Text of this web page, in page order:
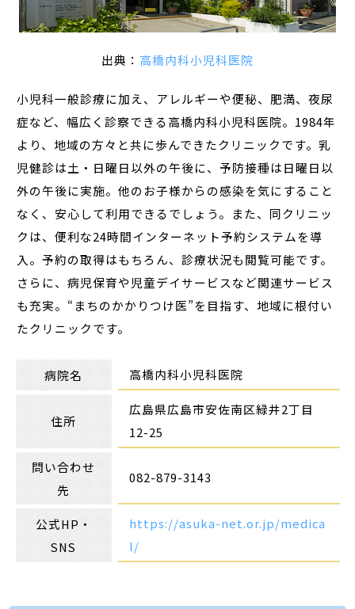
出典： 高橋内科小児科医院
小児科一般診療に加え、アレルギーや便秘、肥満、夜尿
症など、幅広く診察できる高橋内科小児科医院。1984年
より、地域の方々と共に歩んできたクリニックです。乳
児健診は土・日曜日以外の午後に、予防接種は日曜日以
外の午後に実施。他のお子様からの感染を気にすること
なく、安心して利用できるでしょう。また、同クリニッ
クは、便利な24時間インターネット予約システムを導
入。予約の取得はもちろん、診療状況も閲覧可能です。
さらに、病児保育や児童デイサービスなど関連サービス
も充実。“まちのかかりつけ医”を目指す、地域に根付い
たクリニックです。
病院名 高橋内科小児科医院
住所
広島県広島市安佐南区緑井2丁目
12-25
問い合わせ
先
082-879-3143
公式HP・
SNS
https://asuka-net.or.jp/medica
l/